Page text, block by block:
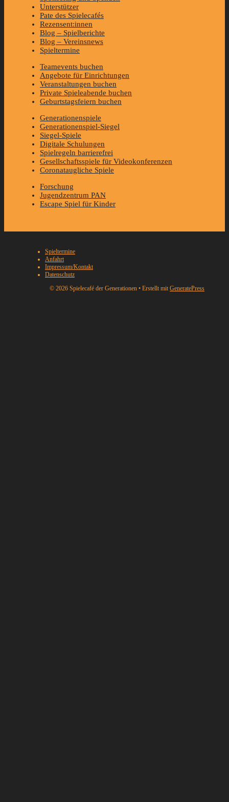
Unterstützer
Pate des Spielecafés
Rezensent:innen
Blog – Spielberichte
Blog – Vereinsnews
Spieltermine
Teamevents buchen
Angebote für Einrichtungen
Veranstaltungen buchen
Private Spieleabende buchen
Geburtstagsfeiern buchen
Generationenspiele
Generationenspiel-Siegel
Siegel-Spiele
Digitale Schulungen
Spielregeln barrierefrei
Gesellschaftsspiele für Videokonferenzen
Coronataugliche Spiele
Forschung
Jugendzentrum PAN
Escape Spiel für Kinder
Spieltermine
Anfahrt
Impressum/Kontakt
Datenschutz
© 2026 Spielecafé der Generationen • Erstellt mit GeneratePress